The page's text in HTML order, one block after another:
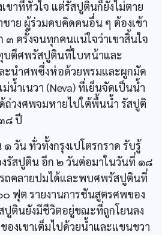
ขาที่หัวใจ แต่รัสปูตินก็ยังไม่ตาย
ชาย ผู้ร่วมคบคิดคนอื่น ๆ ต้องเข้า
๓ ครั้งจนทุกคนแน่ใจว่าเขาสิ้นใจ
บตีศพรัสปูตินที่ใบหน้าและ
ะนำศพซึ่งห่อด้วยพรมและผูกมัด
ำเนวา (Neva) ที่เย็นจัดเป็นน้ำ
ถ่วงศพจมหายไปใต้พื้นน้ำ รัสปูติ
๘ ปี
วัน ทั่วทั้งกรุงเปโตรกราด รับรู้
รัสปูติน อีก ๒ วันต่อมาในวันที่ ๑๘
ถคลายปมได้และพบศพรัสปูตินที่
ฟุต รายงานการชันสูตรศพของ
ปูตินยังมีชีวิตอยู่ขณะที่ถูกโยนลง
งเขาเต็มไปด้วยน้ำและแขนขวา